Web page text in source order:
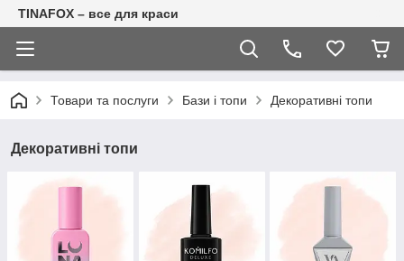
TINAFOX – все для краси
Товари та послуги Бази і топи Декоративні топи
Декоративні топи